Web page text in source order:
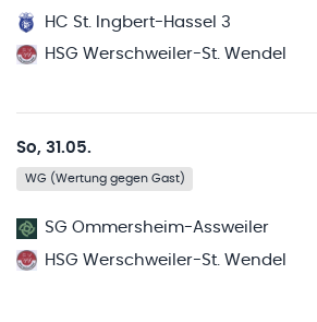
HC St. Ingbert-Hassel 3
HSG Werschweiler-St. Wendel
So, 31.05.
WG (Wertung gegen Gast)
SG Ommersheim-Assweiler
HSG Werschweiler-St. Wendel